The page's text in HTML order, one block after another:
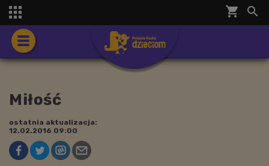
shopping_cart 

Miłość
ostatnia aktualizacja:
12.02.2016 09:00